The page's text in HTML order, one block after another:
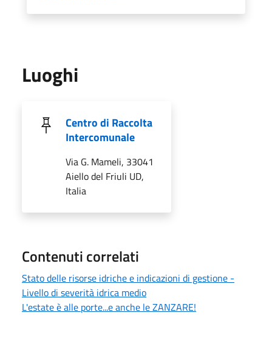
Luoghi
Centro di Raccolta
Intercomunale
Via G. Mameli, 33041
Aiello del Friuli UD,
Italia
Contenuti correlati
Stato delle risorse idriche e indicazioni di gestione -
Livello di severità idrica medio
L'estate è alle porte...e anche le ZANZARE!